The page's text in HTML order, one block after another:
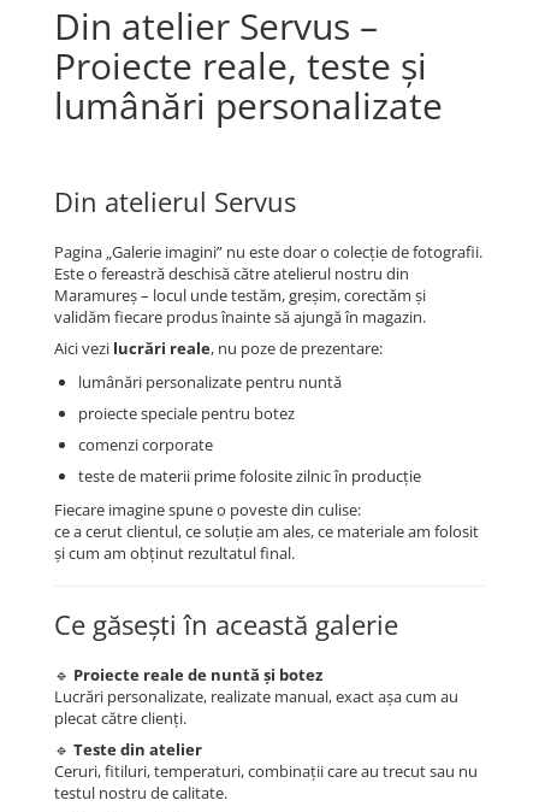
Din atelier Servus –
Proiecte reale, teste și
lumânări personalizate
Din atelierul Servus
Pagina „Galerie imagini” nu este doar o colecție de fotografii.
Este o fereastră deschisă către atelierul nostru din
Maramureș – locul unde testăm, greșim, corectăm și
validăm fiecare produs înainte să ajungă în magazin.
Aici vezi lucrări reale, nu poze de prezentare:
lumânări personalizate pentru nuntă
proiecte speciale pentru botez
comenzi corporate
teste de materii prime folosite zilnic în producție
Fiecare imagine spune o poveste din culise:
ce a cerut clientul, ce soluție am ales, ce materiale am folosit
și cum am obținut rezultatul final.
Ce găsești în această galerie
🔹 Proiecte reale de nuntă și botez
Lucrări personalizate, realizate manual, exact așa cum au
plecat către clienți.
🔹 Teste din atelier
Ceruri, fitiluri, temperaturi, combinații care au trecut sau nu
testul nostru de calitate.